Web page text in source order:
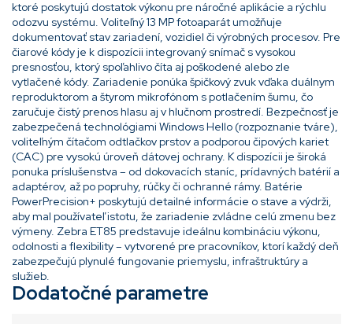
ktoré poskytujú dostatok výkonu pre náročné aplikácie a rýchlu
odozvu systému. Voliteľný 13 MP fotoaparát umožňuje
dokumentovať stav zariadení, vozidiel či výrobných procesov. Pre
čiarové kódy je k dispozícii integrovaný snímač s vysokou
presnosťou, ktorý spoľahlivo číta aj poškodené alebo zle
vytlačené kódy. Zariadenie ponúka špičkový zvuk vďaka duálnym
reproduktorom a štyrom mikrofónom s potlačením šumu, čo
zaručuje čistý prenos hlasu aj v hlučnom prostredí. Bezpečnosť je
zabezpečená technológiami Windows Hello (rozpoznanie tváre),
voliteľným čítačom odtlačkov prstov a podporou čipových kariet
(CAC) pre vysokú úroveň dátovej ochrany. K dispozícii je široká
ponuka príslušenstva – od dokovacích staníc, prídavných batérií a
adaptérov, až po popruhy, rúčky či ochranné rámy. Batérie
PowerPrecision+ poskytujú detailné informácie o stave a výdrži,
aby mal používateľ istotu, že zariadenie zvládne celú zmenu bez
výmeny. Zebra ET85 predstavuje ideálnu kombináciu výkonu,
odolnosti a flexibility – vytvorené pre pracovníkov, ktorí každý deň
zabezpečujú plynulé fungovanie priemyslu, infraštruktúry a
služieb.
Dodatočné parametre